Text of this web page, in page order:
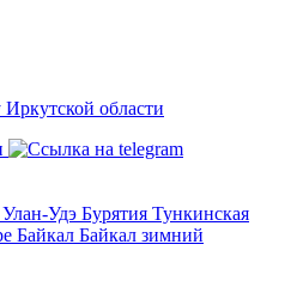
области
Улан-Удэ Бурятия Тункинская
Байкал Байкал зимний